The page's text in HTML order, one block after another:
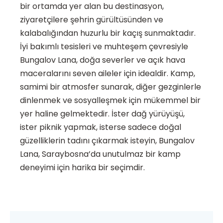
bir ortamda yer alan bu destinasyon,
ziyaretçilere şehrin gürültüsünden ve
kalabalığından huzurlu bir kaçış sunmaktadır.
İyi bakımlı tesisleri ve muhteşem çevresiyle
Bungalov Lana, doğa severler ve açık hava
maceralarını seven aileler için idealdir. Kamp,
samimi bir atmosfer sunarak, diğer gezginlerle
dinlenmek ve sosyalleşmek için mükemmel bir
yer haline gelmektedir. İster dağ yürüyüşü,
ister piknik yapmak, isterse sadece doğal
güzelliklerin tadını çıkarmak isteyin, Bungalov
Lana, Saraybosna’da unutulmaz bir kamp
deneyimi için harika bir seçimdir.